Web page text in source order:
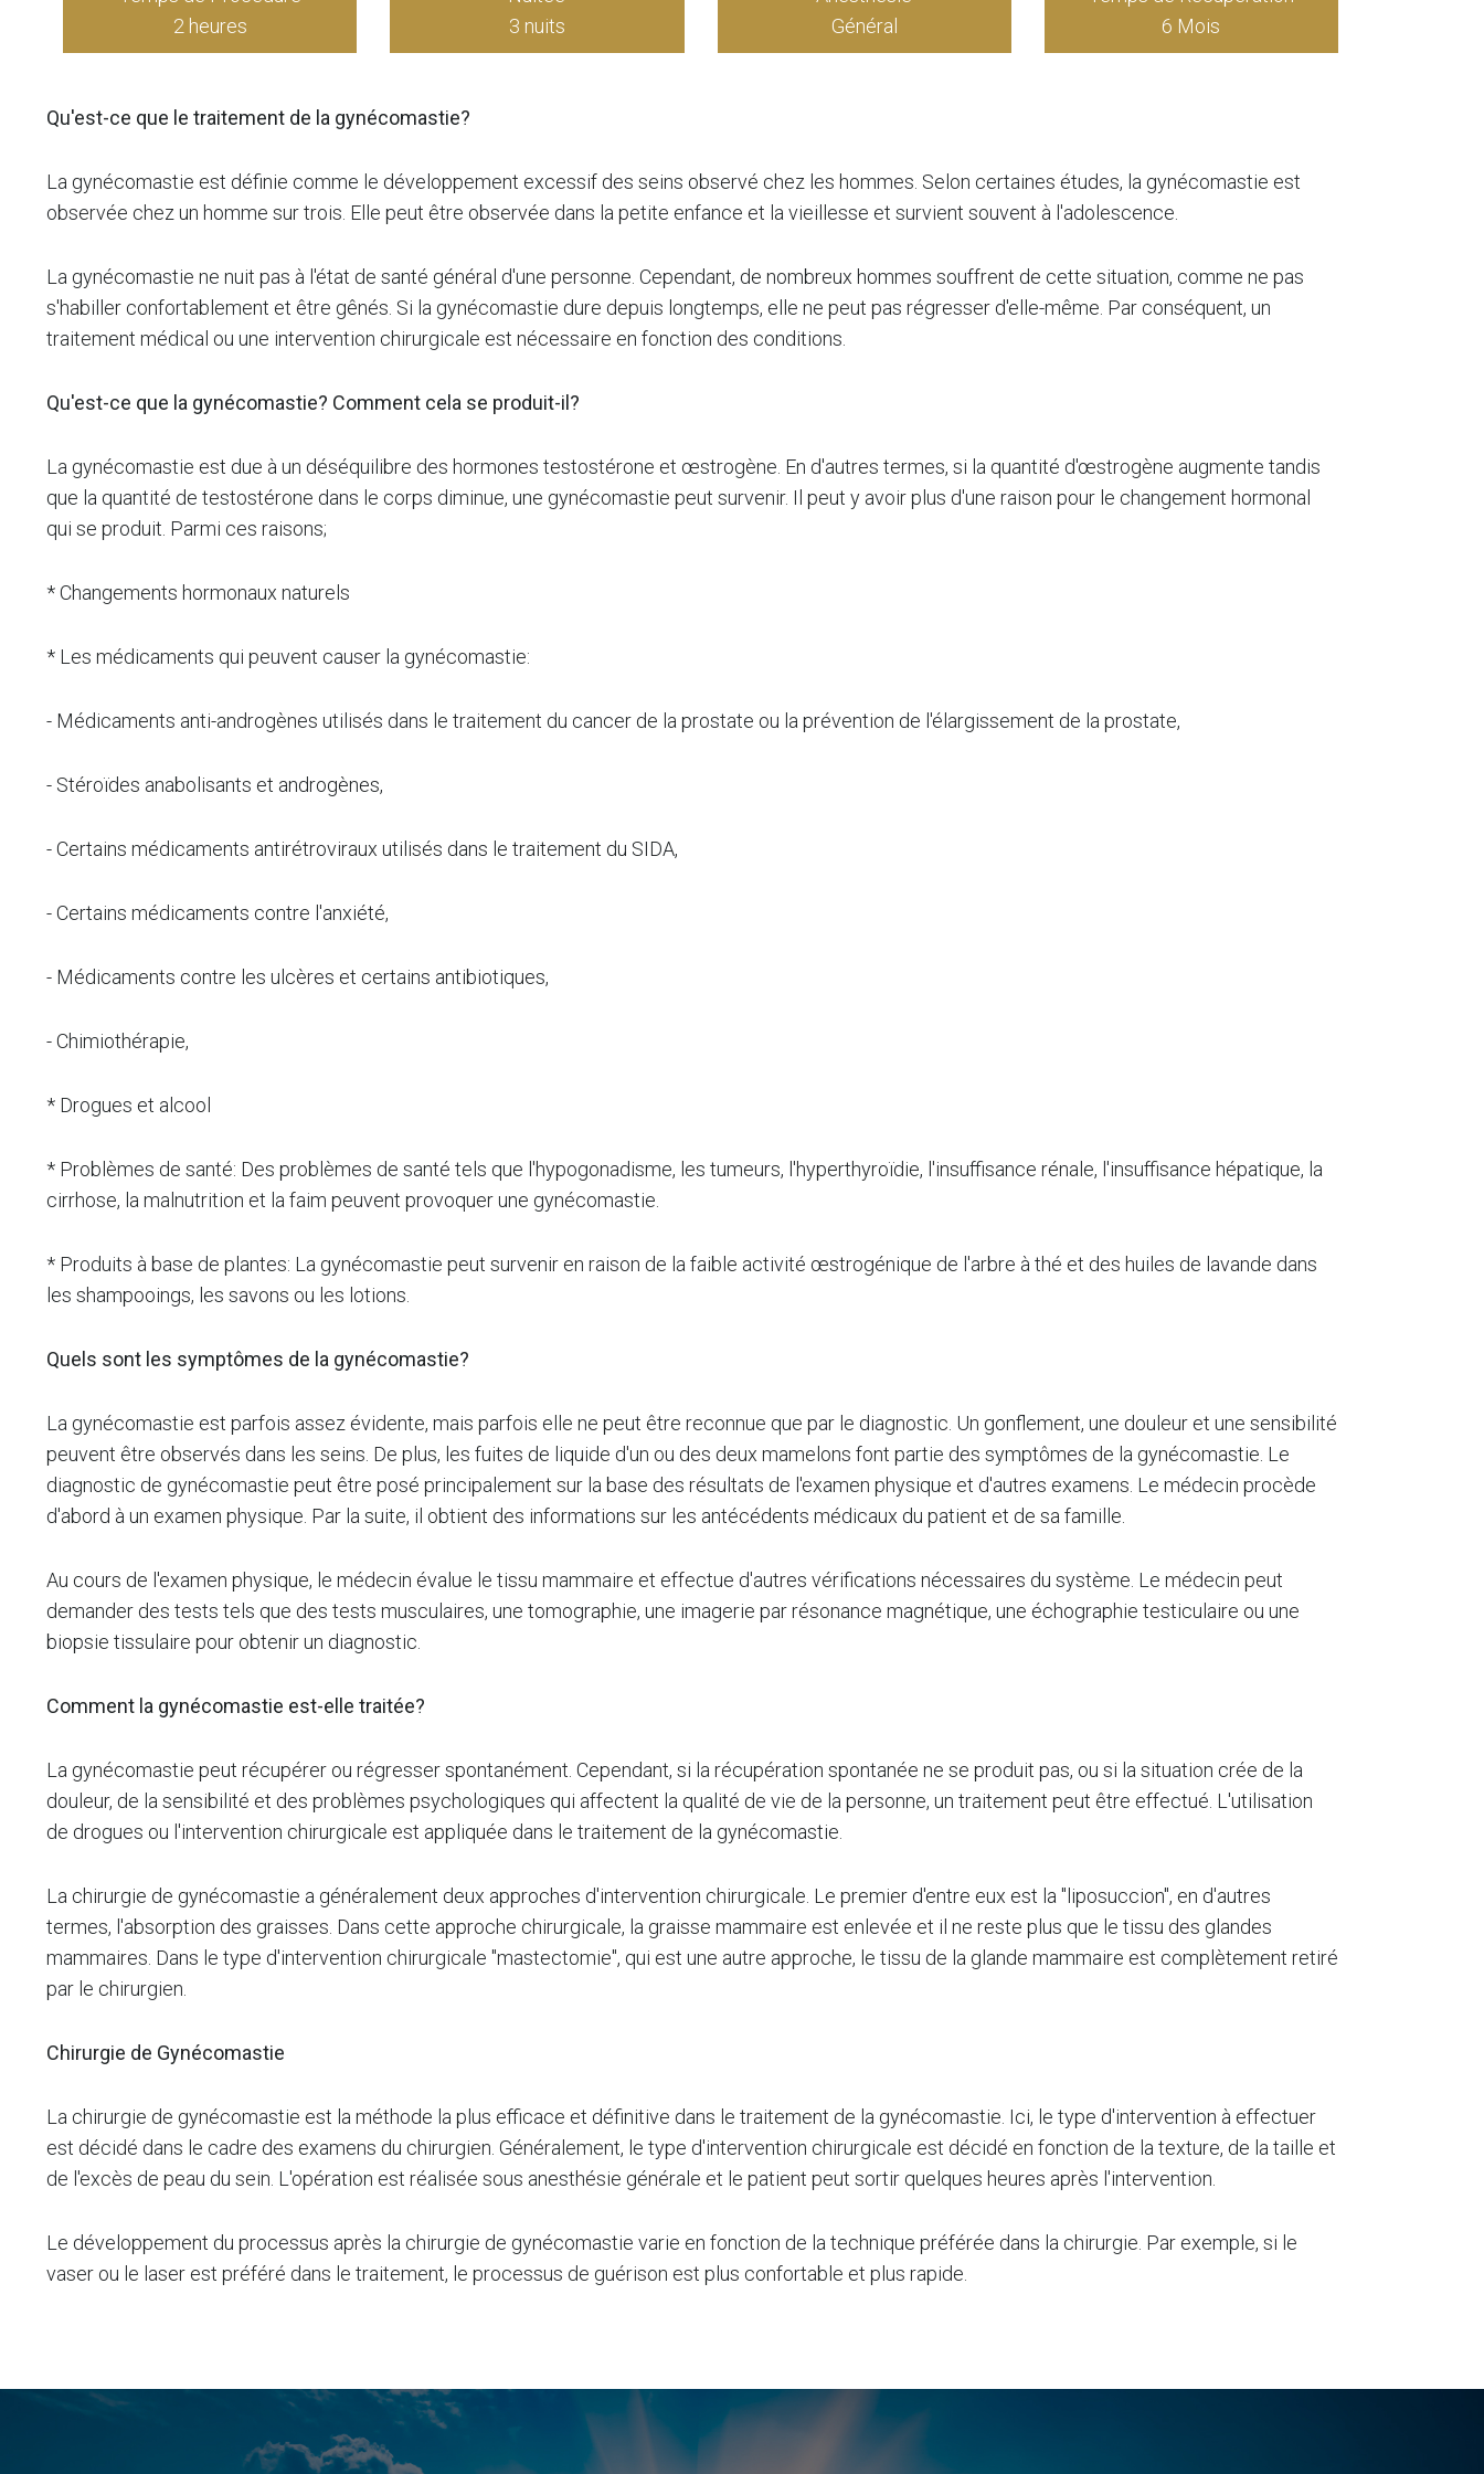
2 heures
3 nuits
Général
6 Mois
Qu'est-ce que le traitement de la gynécomastie?
La gynécomastie est définie comme le développement excessif des seins observé chez les hommes. Selon certaines études, la gynécomastie est
observée chez un homme sur trois. Elle peut être observée dans la petite enfance et la vieillesse et survient souvent à l'adolescence.
La gynécomastie ne nuit pas à l'état de santé général d'une personne. Cependant, de nombreux hommes souffrent de cette situation, comme ne pas
s'habiller confortablement et être gênés. Si la gynécomastie dure depuis longtemps, elle ne peut pas régresser d'elle-même. Par conséquent, un
traitement médical ou une intervention chirurgicale est nécessaire en fonction des conditions.
Qu'est-ce que la gynécomastie? Comment cela se produit-il?
La gynécomastie est due à un déséquilibre des hormones testostérone et œstrogène. En d'autres termes, si la quantité d'œstrogène augmente tandis
que la quantité de testostérone dans le corps diminue, une gynécomastie peut survenir. Il peut y avoir plus d'une raison pour le changement hormonal
qui se produit. Parmi ces raisons;
* Changements hormonaux naturels
* Les médicaments qui peuvent causer la gynécomastie:
- Médicaments anti-androgènes utilisés dans le traitement du cancer de la prostate ou la prévention de l'élargissement de la prostate,
- Stéroïdes anabolisants et androgènes,
- Certains médicaments antirétroviraux utilisés dans le traitement du SIDA,
- Certains médicaments contre l'anxiété,
- Médicaments contre les ulcères et certains antibiotiques,
- Chimiothérapie,
* Drogues et alcool
* Problèmes de santé: Des problèmes de santé tels que l'hypogonadisme, les tumeurs, l'hyperthyroïdie, l'insuffisance rénale, l'insuffisance hépatique, la
cirrhose, la malnutrition et la faim peuvent provoquer une gynécomastie.
* Produits à base de plantes: La gynécomastie peut survenir en raison de la faible activité œstrogénique de l'arbre à thé et des huiles de lavande dans
les shampooings, les savons ou les lotions.
Quels sont les symptômes de la gynécomastie?
La gynécomastie est parfois assez évidente, mais parfois elle ne peut être reconnue que par le diagnostic. Un gonflement, une douleur et une sensibilité
peuvent être observés dans les seins. De plus, les fuites de liquide d'un ou des deux mamelons font partie des symptômes de la gynécomastie. Le
diagnostic de gynécomastie peut être posé principalement sur la base des résultats de l'examen physique et d'autres examens. Le médecin procède
d'abord à un examen physique. Par la suite, il obtient des informations sur les antécédents médicaux du patient et de sa famille.
Au cours de l'examen physique, le médecin évalue le tissu mammaire et effectue d'autres vérifications nécessaires du système. Le médecin peut
demander des tests tels que des tests musculaires, une tomographie, une imagerie par résonance magnétique, une échographie testiculaire ou une
biopsie tissulaire pour obtenir un diagnostic.
Comment la gynécomastie est-elle traitée?
La gynécomastie peut récupérer ou régresser spontanément. Cependant, si la récupération spontanée ne se produit pas, ou si la situation crée de la
douleur, de la sensibilité et des problèmes psychologiques qui affectent la qualité de vie de la personne, un traitement peut être effectué. L'utilisation
de drogues ou l'intervention chirurgicale est appliquée dans le traitement de la gynécomastie.
La chirurgie de gynécomastie a généralement deux approches d'intervention chirurgicale. Le premier d'entre eux est la "liposuccion", en d'autres
termes, l'absorption des graisses. Dans cette approche chirurgicale, la graisse mammaire est enlevée et il ne reste plus que le tissu des glandes
mammaires. Dans le type d'intervention chirurgicale "mastectomie", qui est une autre approche, le tissu de la glande mammaire est complètement retiré
par le chirurgien.
Chirurgie de Gynécomastie
La chirurgie de gynécomastie est la méthode la plus efficace et définitive dans le traitement de la gynécomastie. Ici, le type d'intervention à effectuer
est décidé dans le cadre des examens du chirurgien. Généralement, le type d'intervention chirurgicale est décidé en fonction de la texture, de la taille et
de l'excès de peau du sein. L'opération est réalisée sous anesthésie générale et le patient peut sortir quelques heures après l'intervention.
Le développement du processus après la chirurgie de gynécomastie varie en fonction de la technique préférée dans la chirurgie. Par exemple, si le
vaser ou le laser est préféré dans le traitement, le processus de guérison est plus confortable et plus rapide.